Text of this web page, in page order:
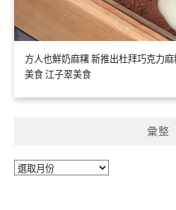
方人也鮮奶麻糬 新推出杜拜巧克力
美食 江子翠美食
彙整
彙